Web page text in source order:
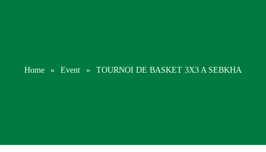
Home » Event » TOURNOI DE BASKET 3X3 A SEBKHA